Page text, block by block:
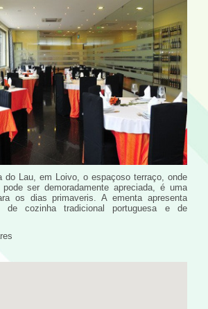
do Lau, em Loivo, o espaçoso terraço, onde
ser demoradamente apreciada, é uma
os dias primaveris. A ementa apresenta
de cozinha tradicional portuguesa e de